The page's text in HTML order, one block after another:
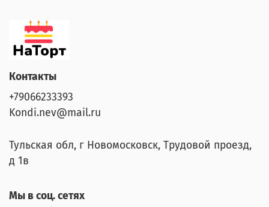
Контакты
+79066233393
Kondi.nev@mail.ru
Тульская обл, г Новомосковск, Трудовой проезд,
д 1в
Мы в соц. сетях